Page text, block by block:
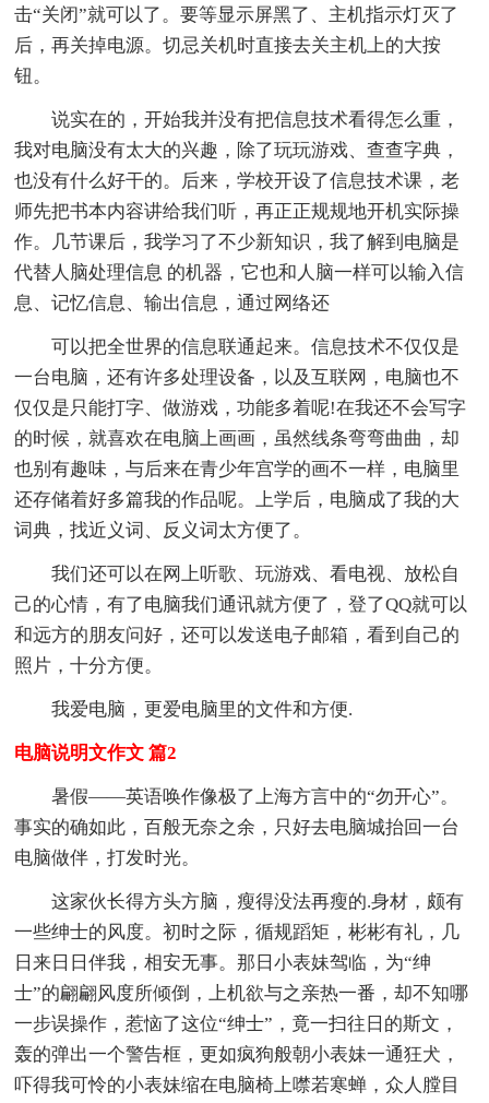
击“关闭”就可以了。要等显示屏黑了、主机指示灯灭了
后，再关掉电源。切忌关机时直接去关主机上的大按
钮。
说实在的，开始我并没有把信息技术看得怎么重，
我对电脑没有太大的兴趣，除了玩玩游戏、查查字典，
也没有什么好干的。后来，学校开设了信息技术课，老
师先把书本内容讲给我们听，再正正规规地开机实际操
作。几节课后，我学习了不少新知识，我了解到电脑是
代替人脑处理信息 的机器，它也和人脑一样可以输入信
息、记忆信息、输出信息，通过网络还
可以把全世界的信息联通起来。信息技术不仅仅是
一台电脑，还有许多处理设备，以及互联网，电脑也不
仅仅是只能打字、做游戏，功能多着呢!在我还不会写字
的时候，就喜欢在电脑上画画，虽然线条弯弯曲曲，却
也别有趣味，与后来在青少年宫学的画不一样，电脑里
还存储着好多篇我的作品呢。上学后，电脑成了我的大
词典，找近义词、反义词太方便了。
我们还可以在网上听歌、玩游戏、看电视、放松自
己的心情，有了电脑我们通讯就方便了，登了QQ就可以
和远方的朋友问好，还可以发送电子邮箱，看到自己的
照片，十分方便。
我爱电脑，更爱电脑里的文件和方便.
电脑说明文作文 篇2
暑假——英语唤作像极了上海方言中的“勿开心”。
事实的确如此，百般无奈之余，只好去电脑城抬回一台
电脑做伴，打发时光。
这家伙长得方头方脑，瘦得没法再瘦的.身材，颇有
一些绅士的风度。初时之际，循规蹈矩，彬彬有礼，几
日来日日伴我，相安无事。那日小表妹驾临，为“绅
士”的翩翩风度所倾倒，上机欲与之亲热一番，却不知哪
一步误操作，惹恼了这位“绅士”，竟一扫往日的斯文，
轰的弹出一个警告框，更如疯狗般朝小表妹一通狂犬，
吓得我可怜的小表妹缩在电脑椅上噤若寒蝉，众人膛目